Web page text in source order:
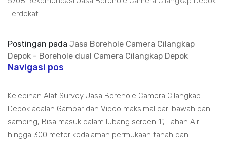
Terdekat
Postingan pada Jasa Borehole Camera Cilangkap
Depok - Borehole dual Camera Cilangkap Depok
Navigasi pos
Kelebihan Alat Survey Jasa Borehole Camera Cilangkap
Depok adalah Gambar dan Video maksimal dari bawah dan
samping, Bisa masuk dalam lubang screen 1”, Tahan Air
hingga 300 meter kedalaman permukaan tanah dan